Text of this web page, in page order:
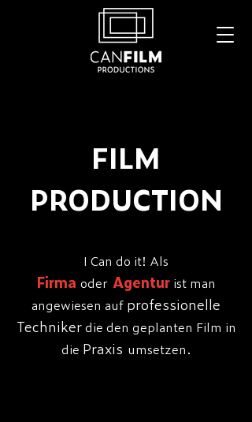
FILM
PRODUCTION
I Can do it! Als
Firma oder Agenturist man
angewiesen auf professionelle
Technikerdie den geplanten Film in
die Praxis umsetzen.